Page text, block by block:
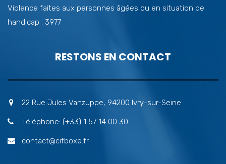
Violence faites aux personnes âgées ou en situation de
handicap : 3977
RESTONS EN CONTACT
22 Rue Jules Vanzuppe, 94200 Ivry-sur-Seine
Téléphone: (+33) 1 57 14 00 30
contact@cifboxe.fr